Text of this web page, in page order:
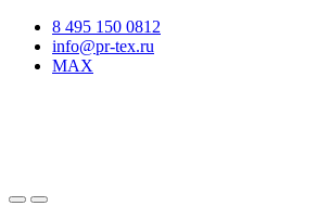
8 495 150 0812
info@pr-tex.ru
MAX